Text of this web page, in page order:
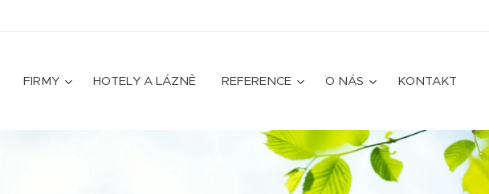
FIRMY HOTELY A LÁZNĚ REFERENCE O NÁS KONTAKT